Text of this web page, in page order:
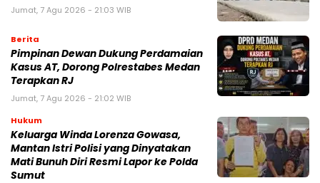
Jumat, 7 Agu 2026 - 21:03 WIB
Berita
Pimpinan Dewan Dukung Perdamaian
Kasus AT, Dorong Polrestabes Medan
Terapkan RJ
Jumat, 7 Agu 2026 - 21:02 WIB
Hukum
Keluarga Winda Lorenza Gowasa,
Mantan Istri Polisi yang Dinyatakan
Mati Bunuh Diri Resmi Lapor ke Polda
Sumut